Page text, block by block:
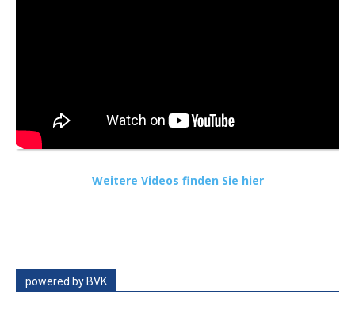
Weitere Videos finden Sie hier
powered by BVK